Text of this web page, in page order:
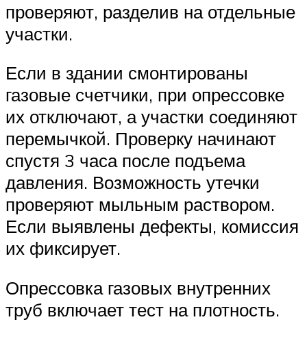
проверяют, разделив на отдельные
участки.
Если в здании смонтированы
газовые счетчики, при опрессовке
их отключают, а участки соединяют
перемычкой. Проверку начинают
спустя 3 часа после подъема
давления. Возможность утечки
проверяют мыльным раствором.
Если выявлены дефекты, комиссия
их фиксирует.
Опрессовка газовых внутренних
труб включает тест на плотность.